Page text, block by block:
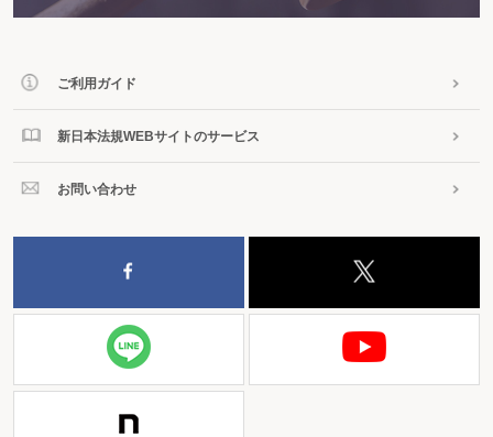
ご利用ガイド
新日本法規WEBサイトのサービス
お問い合わせ